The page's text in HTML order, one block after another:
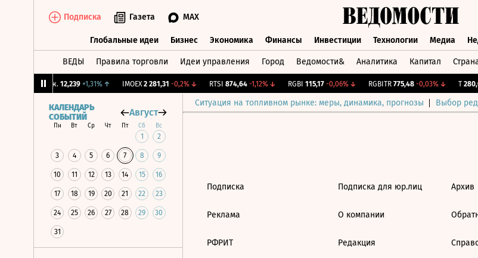
Подписка Газета MAX
Глобальные идеи Бизнес Экономика Финансы Инвестиции Технологии Медиа
ВЕДЫ Правила торговли Идеи управления Город Ведомости& Аналитика Капитал
CNY Бирж. 12,239 +1,31%↑ IMOEX 2 281,31 -0,2%↓ RTSI 874,64 -1,12%↓ RGBI 115,17 -0,06%↓ RGBITR 775,48 -0,03%↓
Ситуация на топливном рынке: меры, динамика, прогнозы Выбор
КАЛЕНДАРЬ
СОБЫТИЙ
Август
Пн Вт Ср Чт Пт Сб Вс
1 2
3 4 5 6 7 8 9
10 11 12 13 14 15 16
17 18 19 20 21 22 23
24 25 26 27 28 29 30
31
Подписка
Реклама
РФРИТ
Подписка для юр.лиц
О компании
Редакция
Архив